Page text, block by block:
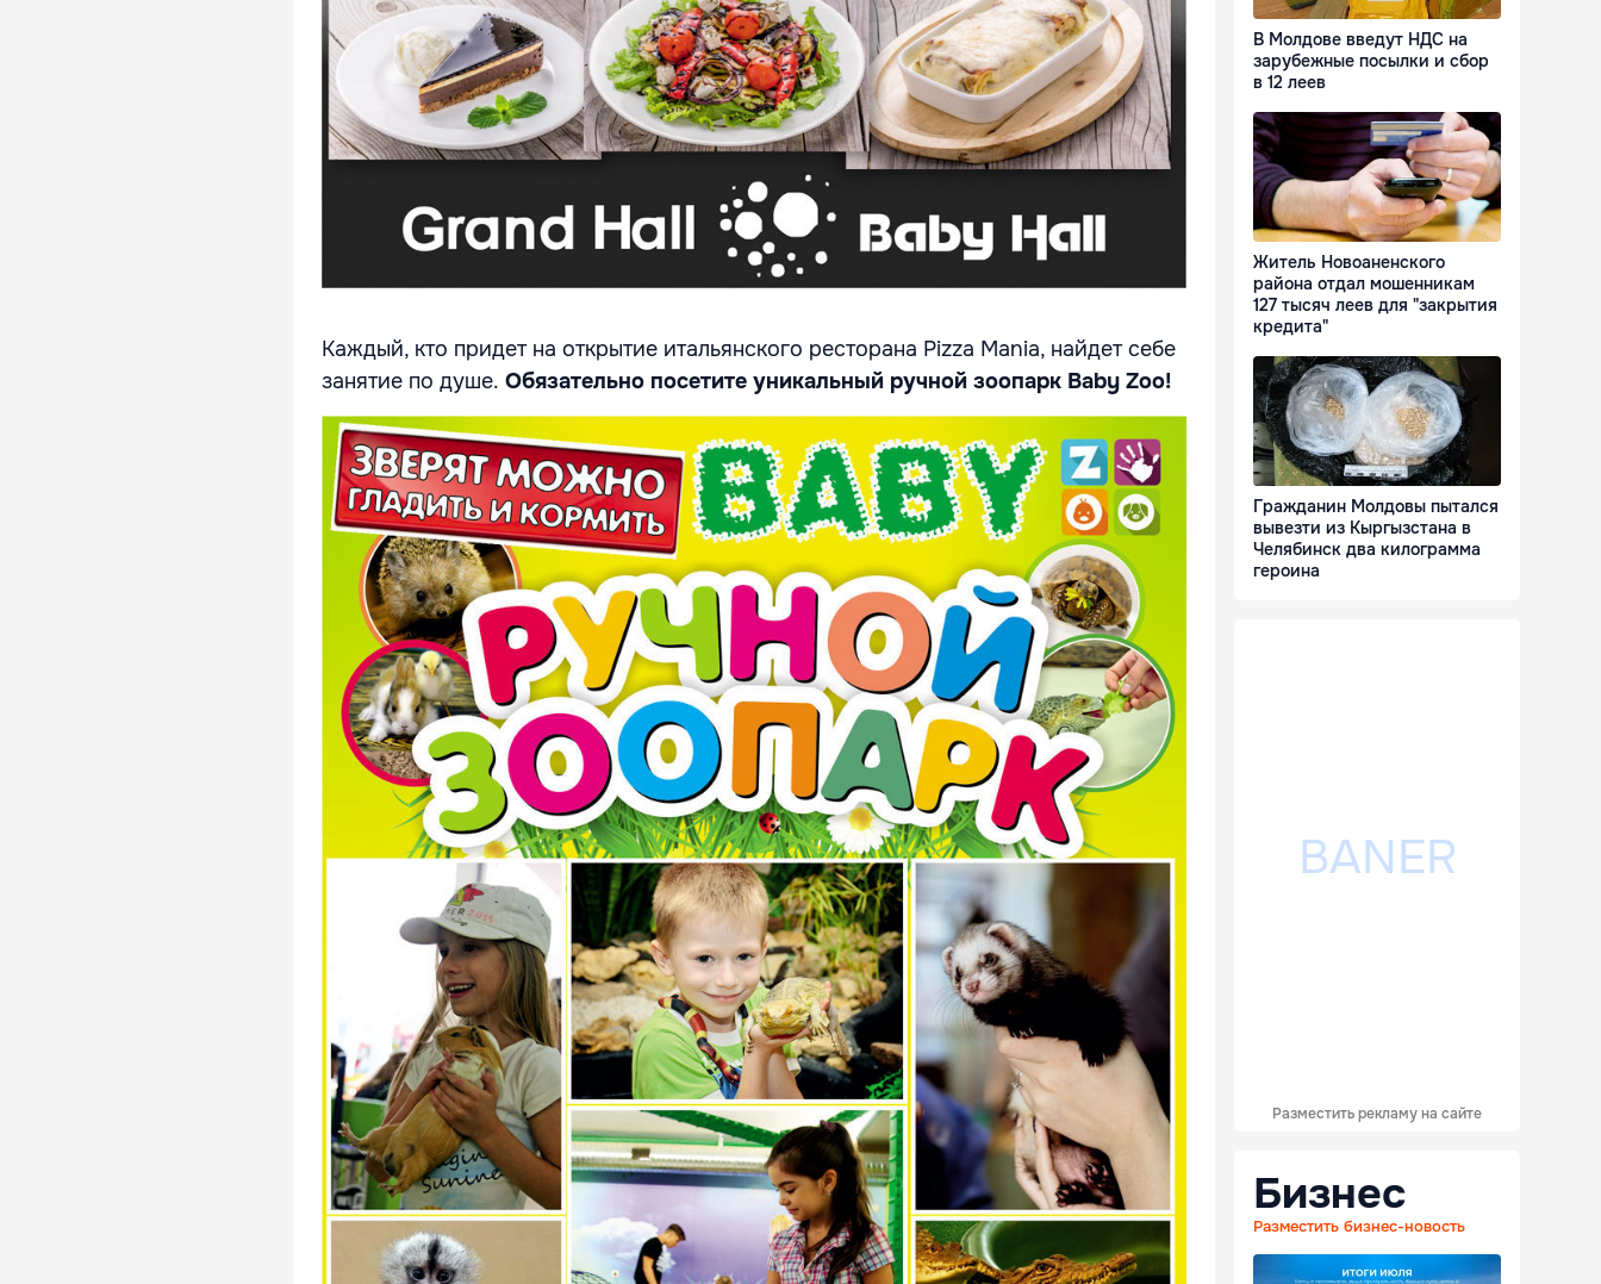
Каждый, кто придет на открытие итальянского ресторана Pizza Mania, найдет себе
занятие по душе. Обязательно посетите уникальный ручной зоопарк Baby Zoo!
В Молдове введут НДС на
зарубежные посылки и сбор
в 12 леев
Житель Новоаненского
района отдал мошенникам
127 тысяч леев для "закрытия
кредита"
Гражданин Молдовы пытался
вывезти из Кыргызстана в
Челябинск два килограмма
героина
Разместить рекламу на сайте
Бизнес
Разместить бизнес-новость